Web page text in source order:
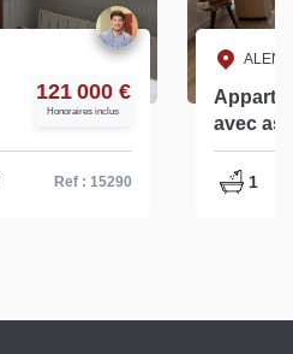
121 000 €
Honoraires inclus
Ref : 15290
avec
Alençon
1